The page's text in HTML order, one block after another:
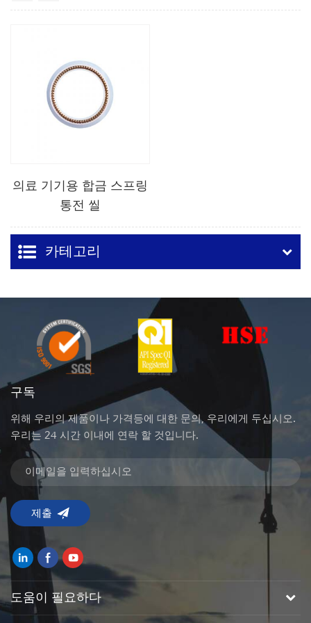
의료 기기용 합금 스프링
통전 씰
카테고리
구독
위해 우리의 제품이나 가격등에 대한 문의, 우리에게 두십시오.
우리는 24 시간 이내에 연락 할 것입니다.
도움이 필요하다